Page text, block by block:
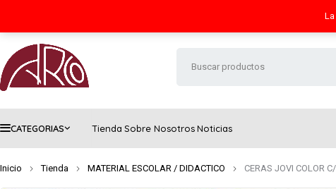
CATEGORIAS Tienda Sobre NosotrosNoticias
Inicio Tienda MATERIAL ESCOLAR / DIDACTICO CERAS JOVI COLOR